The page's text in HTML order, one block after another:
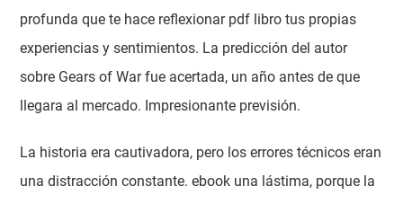
profunda que te hace reflexionar pdf libro tus propias
experiencias y sentimientos. La predicción del autor
sobre Gears of War fue acertada, un año antes de que
llegara al mercado. Impresionante previsión.
La historia era cautivadora, pero los errores técnicos eran
una distracción constante. ebook una lástima, porque la